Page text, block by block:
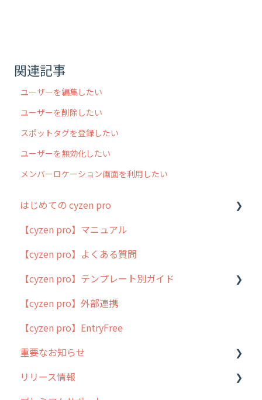
関連記事
ユーザーを編集したい
ユーザーを削除したい
スポットタグを登録したい
ユーザーを無効化したい
メンバーロケーション画面を利用したい
はじめての cyzen pro
cyzen pro とは？
簡易マニュアル
cyzen proの位置情報取得について
用語集
よくある質問
【cyzen pro】マニュアル
【cyzen pro】よくある質問
【cyzen pro】テンプレート別ガイド
ポスティング
ラウンダー
メンテナンス
外廻り営業
【cyzen pro】外部連携
【cyzen pro】EntryFree
重要なお知らせ
過去の重要なお知らせ
リリース情報